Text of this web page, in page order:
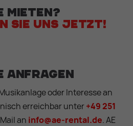
Sie uns jetzt!
anfragen
oder Interesse an
erreichbar unter+49 251
an info@ae-rental.de. AE